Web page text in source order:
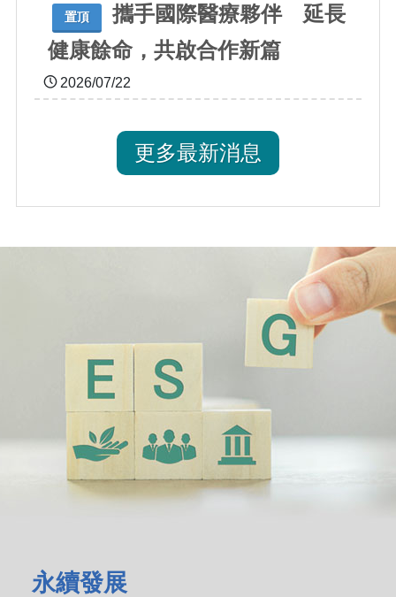
置頂
攜手國際醫療夥伴 延長
健康餘命，共啟合作新篇
2026/07/22
更多最新消息
永續發展